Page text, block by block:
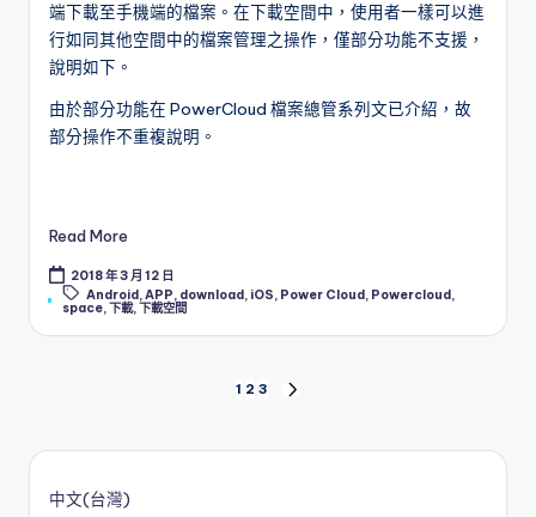
端下載至手機端的檔案。在下載空間中，使用者一樣可以進
行如同其他空間中的檔案管理之操作，僅部分功能不支援，
說明如下。
由於部分功能在 PowerCloud 檔案總管系列文已介紹，故
部分操作不重複說明。
Read More
2018 年 3 月 12 日
Tags:Android ,APP download iOS Power Cloud Powercloud
space,下載,下載空間
章
分
1 2 3
中文(台灣)